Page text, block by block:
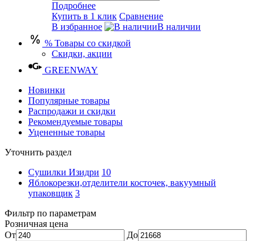
Подробнее
Купить в 1 клик Сравнение
В избранное
В наличии
% Товары со скидкой
Скидки, акции
GREENWAY
Новинки
Популярные товары
Распродажи и скидки
Рекомендуемые товары
Уцененные товары
Уточнить раздел
Сушилки Изидри 10
Яблокорезки,отделители косточек, вакуумный
упаковщик 3
Фильтр по параметрам
Розничная цена
От
До